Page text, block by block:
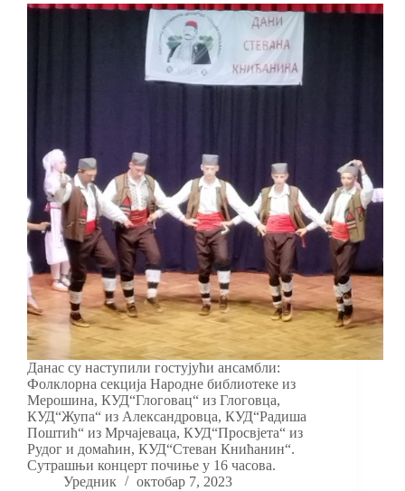
Данас су наступили гостујући ансамбли:
Фолклорна секција Народне библиотеке из
Мерошина, КУД“Глоговац“ из Глоговца,
КУД“Жупа“ из Александровца, КУД“Радиша
Поштић“ из Мрчајеваца, КУД“Просвјета“ из
Рудог и домаћин, КУД“Стеван Книћанин“.
Сутрашњи концерт почиње у 16 часова.
Уредник
октобар 7, 2023